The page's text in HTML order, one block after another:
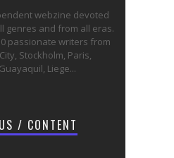
webzine devoted
genres and from all eras.
passionate writers from
Stockholm, Paris,
Liege...
/ CONTENT